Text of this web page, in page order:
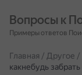
Вопросы к
Примеры ответов
Главная / Другое /
какнебудь